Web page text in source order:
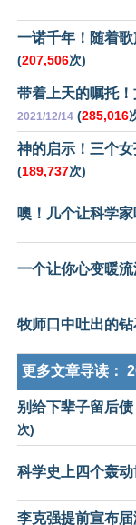
一诺千年！随着
(207,506次)
带着上天的嘱托
2021/12/14 (285,016
神的启示！三个
(189,737次)
噢！几个让科学
一个让你心变暖
牧师口中吐出的钻
更多文章导读：
别给下辈子留后
次)
科学史上四个轰
李克强提前宣布